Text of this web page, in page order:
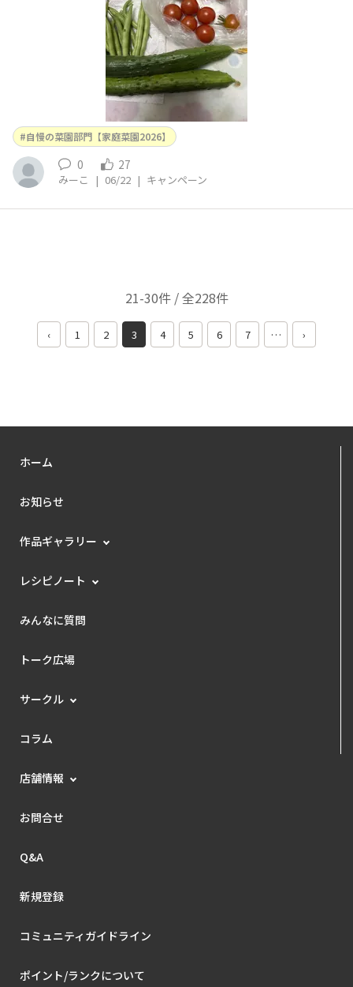
自慢の菜園部門【家庭菜園2026】
0 27
みーこ | 06/22 | キャンペーン
21-30件 / 全228件
‹ 1 2 3 4 5 6 7 … ›
ホーム
お知らせ
作品ギャラリー
レシピノート
みんなに質問
トーク広場
サークル
コラム
店舗情報
お問合せ
Q&A
新規登録
コミュニティガイドライン
ポイント/ランクについて